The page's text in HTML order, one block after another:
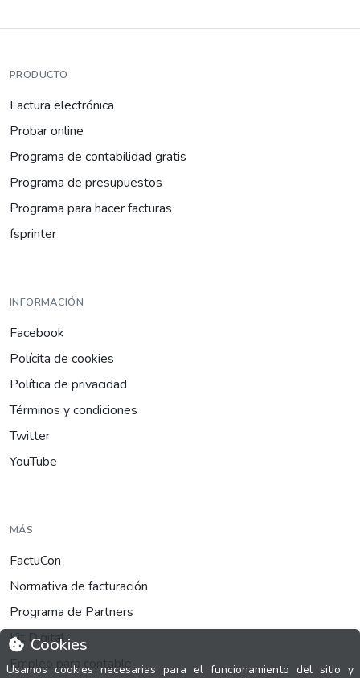
Cookies
Usamos cookies necesarias para el funcionamiento del sitio y
PRODUCTO
Factura electrónica
Probar online
Programa de contabilidad gratis
Programa de presupuestos
Programa para hacer facturas
fsprinter
INFORMACIÓN
Facebook
Polícita de cookies
Política de privacidad
Términos y condiciones
Twitter
YouTube
MÁS
FactuCon
Normativa de facturación
Programa de Partners
Kit Digital
Empleo para contable